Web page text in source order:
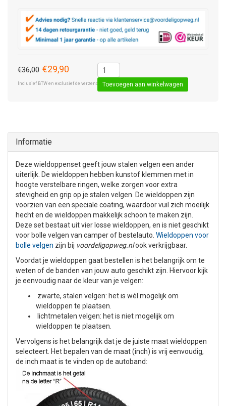
€36,00 €29,90
Inclusief BTW en exclusief de verzendkosten € 8,50 (standaard pakket).
Toevoegen aan winkelwagen
Informatie
Deze wieldoppenset geeft jouw stalen velgen een ander
uiterlijk. De wieldoppen hebben kunstof klemmen met in
hoogte verstelbare ringen, welke zorgen voor extra
stevigheid en grip op je stalen velgen. De wieldoppen zijn
voorzien van een speciale coating, waardoor vuil zich moeilijk
hecht en de wieldoppen makkelijk schoon te maken zijn.
Deze set bestaat uit vier losse wieldoppen, en is niet geschikt
voor bolle velgen van camper of bestelauto. Wieldoppen voor
bolle velgen zijn bij voordeligopweg.nlook verkrijgbaar.
Voordat je wieldoppen gaat bestellen is het belangrijk om te
weten of de banden van jouw auto geschikt zijn. Hiervoor kijk
je eenvoudig naar de kleur van je velgen:
zwarte, stalen velgen: het is wél mogelijk om
wieldoppen te plaatsen.
lichtmetalen velgen: het is niet mogelijk om
wieldoppen te plaatsen.
Vervolgens is het belangrijk dat je de juiste maat wieldoppen
selecteert. Het bepalen van de maat (inch) is vrij eenvoudig,
de inch maat is te vinden op de autoband: